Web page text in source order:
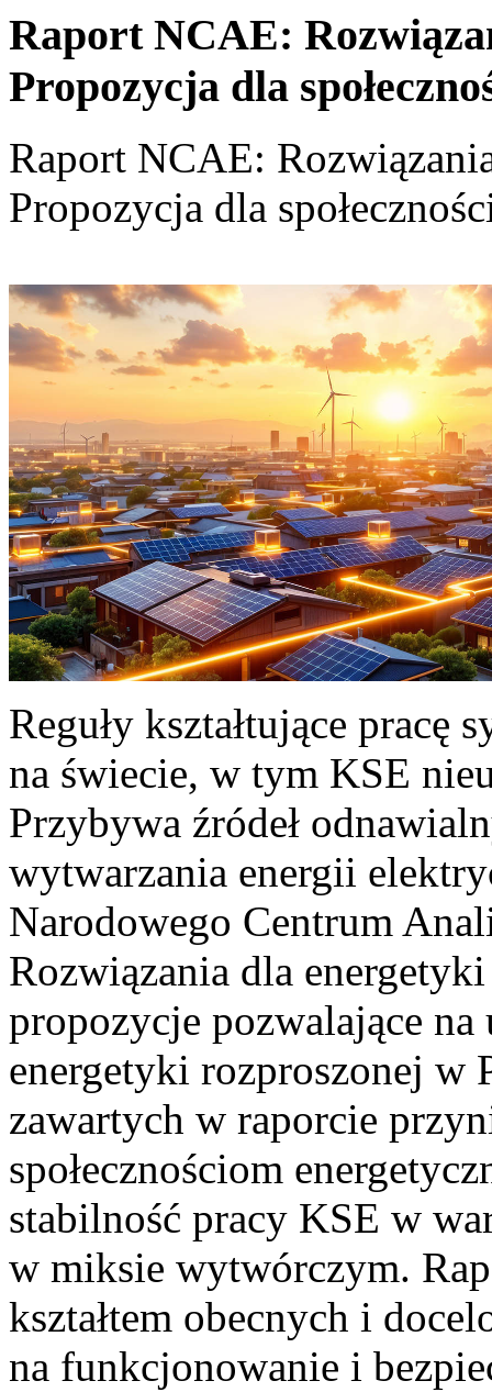
Raport NCAE:
Propozycja dla
Raport NCAE:
Propozycja dla
Reguły kształtujące pracę
na świecie, w tym KSE
Przybywa źródeł
wytwarzania energii
Narodowego Centrum
Rozwiązania dla
propozycje pozwalające
energetyki rozproszonej w
zawartych w raporcie
społecznościom
stabilność pracy KSE w
w miksie wytwórczym.
kształtem obecnych i
na funkcjonowanie i